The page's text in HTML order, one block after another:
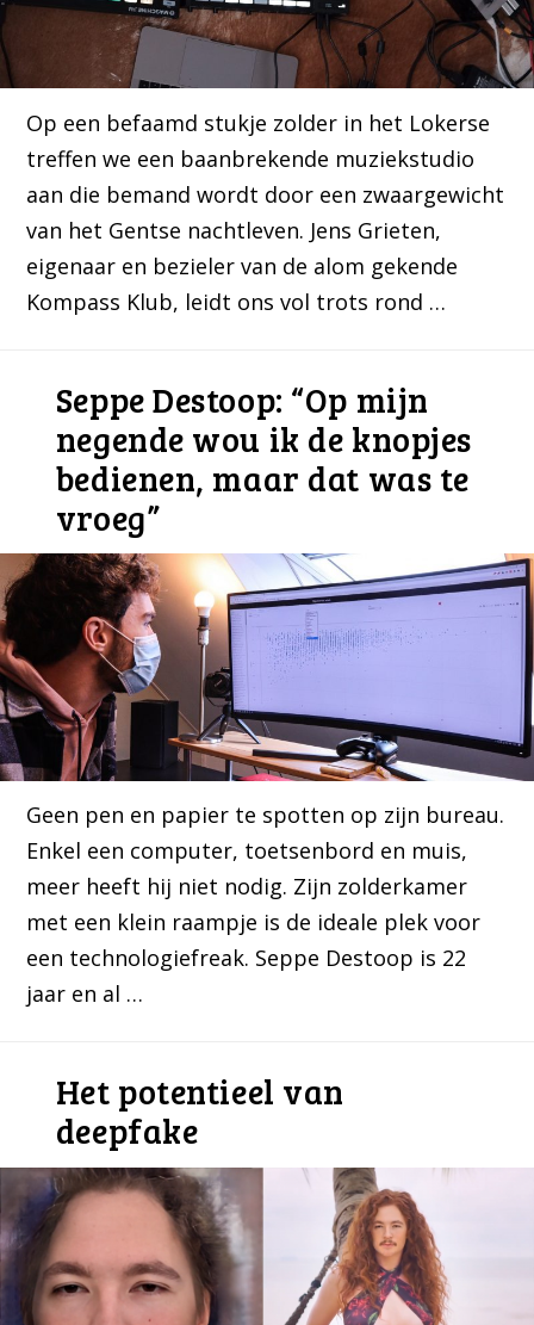
Op een befaamd stukje zolder in het Lokerse
treffen we een baanbrekende muziekstudio
aan die bemand wordt door een zwaargewicht
van het Gentse nachtleven. Jens Grieten,
eigenaar en bezieler van de alom gekende
Kompass Klub, leidt ons vol trots rond …
Seppe Destoop: “Op mijn
negende wou ik de knopjes
bedienen, maar dat was te
vroeg”
Geen pen en papier te spotten op zijn bureau.
Enkel een computer, toetsenbord en muis,
meer heeft hij niet nodig. Zijn zolderkamer
met een klein raampje is de ideale plek voor
een technologiefreak. Seppe Destoop is 22
jaar en al …
Het potentieel van
deepfake